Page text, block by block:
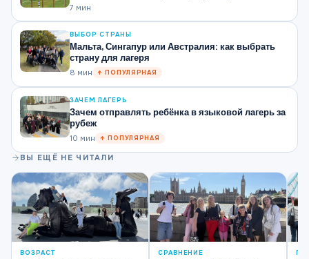
7 мин
ВЫБОР СТРАНЫ
Мальта, Сингапур или Австралия: как выбрать
страну для лагеря
8 мин ↑ ПОПУЛЯРНАЯ
ЗАЧЕМ ЛАГЕРЬ
Зачем отправлять ребёнка в языковой лагерь за
рубеж
10 мин ↑ ПОПУЛЯРНАЯ
ВЫ ЕЩЁ НЕ ЧИТАЛИ
ВОЗРАСТ СРАВНЕНИЕ